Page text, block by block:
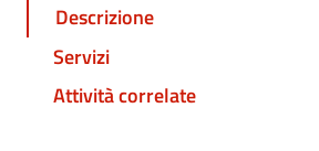
Descrizione
Servizi
Attività correlate